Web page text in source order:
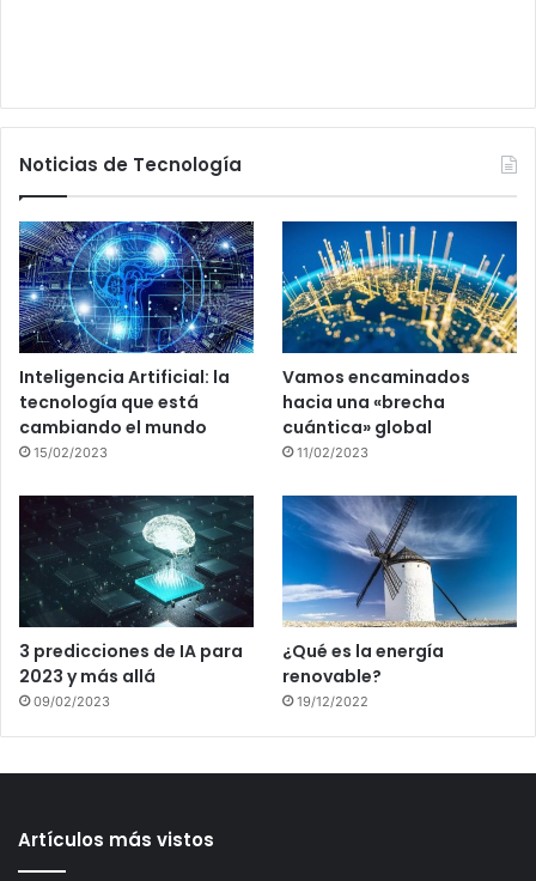
Noticias de Tecnología
Inteligencia Artificial: la
tecnología que está
cambiando el mundo
15/02/2023
Vamos encaminados
hacia una «brecha
cuántica» global
11/02/2023
3 predicciones de IA para
2023 y más allá
09/02/2023
¿Qué es la energía
renovable?
19/12/2022
Artículos más vistos